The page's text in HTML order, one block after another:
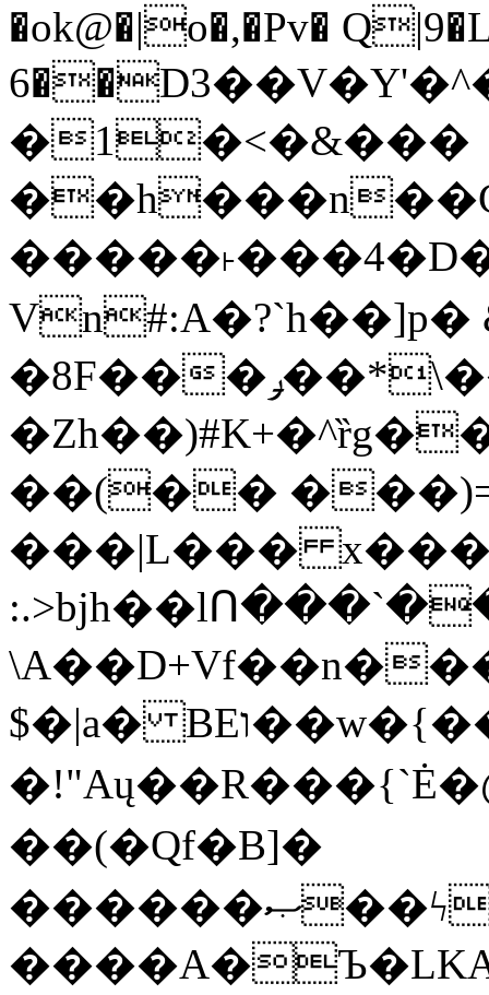
�ok@�|o�,�Pv�
�1�<�&���
Vn#:A�?`h��]p�
�8F���ݛ��*\��U��S
��(��
���|L���
$�|a� BEו��w�{���;���q�X��d%�������W� hU�(�1�Ū}9�S�F<��i�L3�;�
��(�Qf�B]�
������ޞ��ϟak��r��_39$�8�p���7�2�yIZ�R��x��/